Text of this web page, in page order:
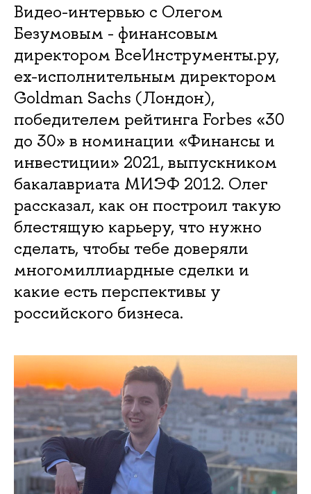
Видео-интервью с Олегом
Безумовым - финансовым
директором ВсеИнструменты.ру,
ex-исполнительным директором
Goldman Sachs (Лондон),
победителем рейтинга Forbes «30
до 30» в номинации «Финансы и
инвестиции» 2021, выпускником
бакалавриата МИЭФ 2012. Олег
рассказал, как он построил такую
блестящую карьеру, что нужно
сделать, чтобы тебе доверяли
многомиллиардные сделки и
какие есть перспективы у
российского бизнеса.